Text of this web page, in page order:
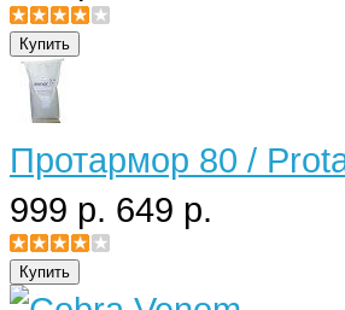
Протармор 80 /
999 р. 649 р.